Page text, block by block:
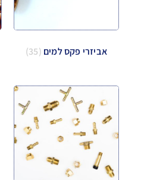
אביזרי פקס למים (35)